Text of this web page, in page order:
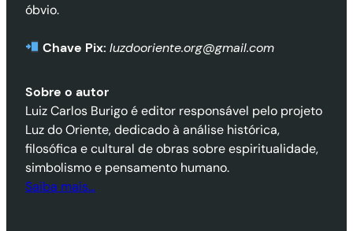
óbvio.
Chave Pix: luzdooriente.org@gmail.com
Sobre o autor
Luiz Carlos Burigo é editor responsável pelo projeto
Luz do Oriente, dedicado à análise histórica,
filosófica e cultural de obras sobre espiritualidade,
simbolismo e pensamento humano.
Saiba mais…